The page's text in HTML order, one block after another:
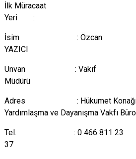
İlk Müracaat
İsim : Özcan
YAZICI
Unvan : Vakıf
Adres : Hükumet Konağı
Yardımlaşma ve Dayanışma
Tel. : 0 466 811 23
37